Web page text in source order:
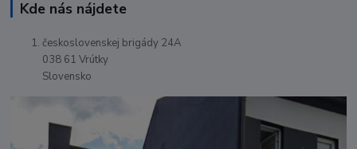
Kde nás nájdete
československej brigády 24A
038 61 Vrútky
Slovensko